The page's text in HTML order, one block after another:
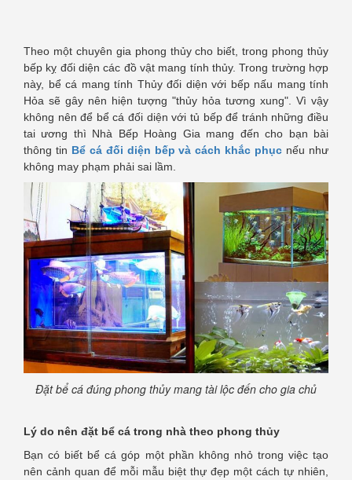
Theo một chuyên gia phong thủy cho biết, trong phong thủy
bếp kỵ đối diện các đồ vật mang tính thủy. Trong trường hợp
này, bể cá mang tính Thủy đối diện với bếp nấu mang tính
Hỏa sẽ gây nên hiện tượng "thủy hỏa tương xung". Vì vậy
không nên để bể cá đối diện với tủ bếp để tránh những điều
tai ương thì Nhà Bếp Hoàng Gia mang đến cho bạn bài
thông tin Bể cá đối diện bếp và cách khắc phục nếu như
không may phạm phải sai lầm.
Đặt bể cá đúng phong thủy mang tài lộc đến cho gia chủ
Lý do nên đặt bể cá trong nhà theo phong thủy
Bạn có biết bể cá góp một phần không nhỏ trong việc tạo
nên cảnh quan để mỗi mẫu biệt thự đẹp một cách tự nhiên,